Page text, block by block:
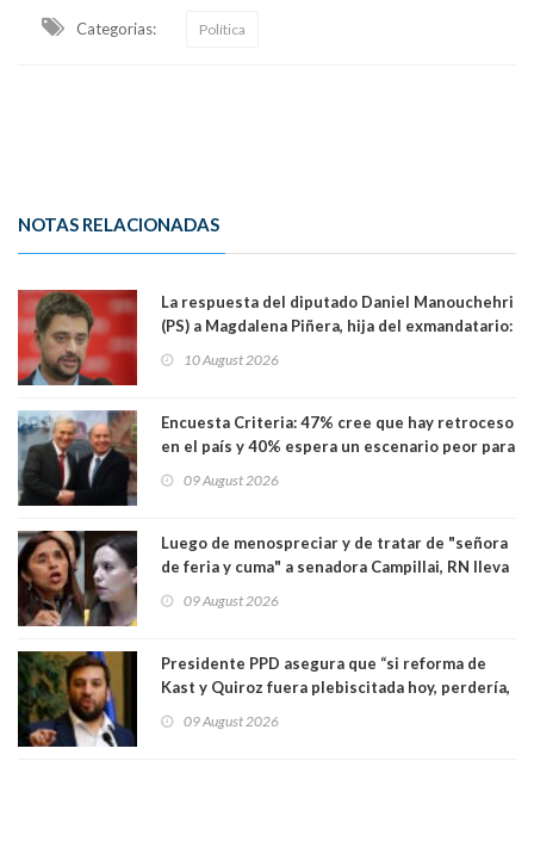
Categorias: Política
NOTAS RELACIONADAS
La respuesta del diputado Daniel Manouchehri
(PS) a Magdalena Piñera, hija del exmandatario:
creían intocables"
10 August 2026
Encuesta Criteria: 47% cree que hay retroceso
en el país y 40% espera un escenario peor para
09 August 2026
Luego de menospreciar y de tratar de "señora
de feria y cuma" a senadora Campillai, RN lleva
09 August 2026
Presidente PPD asegura que “si reforma de
Kast y Quiroz fuera plebiscitada hoy, perdería,
a favor de la oposición, sería una victoria de la
09 August 2026